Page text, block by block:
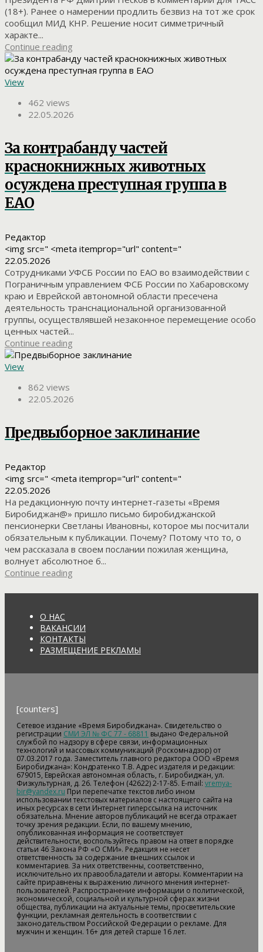
(18+). Ранее о намерении продлить безвиз на тот же срок
сообщил МИД КНР. Решение носит симметричный
характе...
Continue reading
View
462 views
22.05.2026
За контрабанду частей
краснокнижных животных
осуждена преступная группа в
ЕАО
Редактор
<img src=" <meta itemprop="url" content="
22.05.2026
Сотрудниками УФСБ России по ЕАО во взаимодействии с
Пограничным управлением ФСБ России по Хабаровскому
краю и Еврейской автономной области пресечена
деятельность транснациональной организованной
группы, осуществлявшей незаконное перемещение особо
ценных частей...
Continue reading
View
862 views
22.05.2026
Предвыборное заклинание
Редактор
<img src=" <meta itemprop="url" content="
22.05.2026
На редакционную почту интернет-газеты «Время
Биробиджан@» пришло письмо биробиджанской
пенсионерки Светланы Ивановны, которое мы посчитали
обязательным к публикации. Почему? Потому что то, о
чем рассказала в своем послании пожилая женщина,
волнует абсолютное б...
Continue reading
О НАС
ВАКАНСИИ
КОНТАКТЫ
РАЗМЕЩЕНИЕ РЕКЛАМЫ
[counters]
Сетевое издание «Время Биробиджана». Свидетельство о
регистрации СМИ ЭЛ № ФС 77 - 68811 выдано Федеральной
службой по надзору в сфере связи, информационных
технологий и массовых коммуникаций (Роскомнадзор) от
07.03.2017 года. Заместитель главного редактора ООО «Время
Биробиджана»: Кондратенко Т.В. Адрес издателя и редакции:
679015, Еврейская автономная область, г. Биробиджан, ул.
Физкультурная, д. 26. Телефон (42622) 2-17-85. E-mail: vremya-
bir@yandex.ru При перепечатке текстов либо ином
использовании текстовых материалов с настоящего сайта на
иных ресурсах в сети Интернет гиперссылка на источник
обязательна. Мнение авторов публикаций не всегда отражает
точку зрения редакции. Если, по вашему мнению,
опубликованная информация не соответствует
действительности, воспользуйтесь правом на ответ в порядке
статьи 46 Закона РФ «О СМИ». Редакция не несет
ответственность за содержание внешних ссылок и
комментариев. За них ответственны, соответственно,
исключительно их правообладатели и авторы. Комментарии на
сайте приравнены к выражению личного мнения интернет-
пользователей. Распространение информации о политической,
экономической, социальной и культурной сферах жизни
общества, публикации на актуальные темы, просветительские
функции, рекламная деятельность в соответствии с
законодательством Российской Федерации о рекламе. Для
мужчин и женщин. 16+ для детей старше 16 лет.